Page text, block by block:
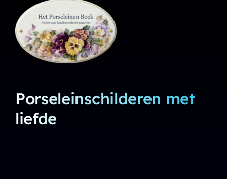
Porseleinschilderen met
liefde